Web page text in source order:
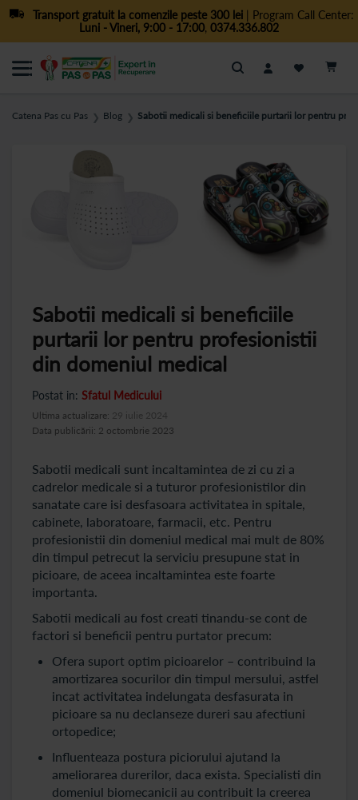
Transport gratuit la comenzile peste 300 lei| Program Call Center:
Luni - Vineri, 9:00 - 17:00, 0374.336.802
Cautare
Catena Pas cu Pas ❯ Blog ❯ Sabotii medicali si beneficiile purtarii lor pentru
Sabotii medicali si beneficiile
purtarii lor pentru profesionistii
din domeniul medical
Postat in: Sfatul Medicului
Data publicării: 2 octombrie 2023
Ultima actualizare: 29 iulie 2024
Sabotii medicali sunt incaltamintea de zi cu zi a
cadrelor medicale si a tuturor profesionistilor din
sanatate care isi desfasoara activitatea in spitale,
cabinete, laboratoare, farmacii, etc. Pentru
profesionistii din domeniul medical mai mult de 80%
din timpul petrecut la serviciu presupune stat in
picioare, de aceea incaltamintea este foarte
importanta.
Sabotii medicali au fost creati tinandu-se cont de
factori si beneficii pentru purtator precum:
Ofera suport optim picioarelor – contribuind la
amortizarea socurilor din timpul mersului, astfel
incat activitatea indelungata desfasurata in
picioare sa nu declanseze dureri sau afectiuni
ortopedice;
Influenteaza postura piciorului ajutand la
ameliorarea durerilor, daca exista. Specialisti din
domeniul biomecanicii au contribuit la creerea